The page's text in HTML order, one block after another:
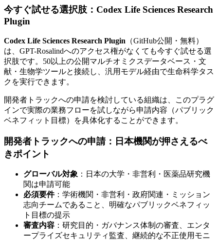
今すぐ試せる選択肢：Codex Life Sciences Research
Plugin
Codex Life Sciences Research Plugin （GitHub公開・無料）
は、GPT-Rosalindへのアクセス権がなくても今すぐ試せる選
択肢です。50以上の公開マルチオミクスデータベース・文
献・生物学ツールと接続し、汎用モデル経由で生命科学タス
クを実行できます。
開発者トラックへの申請を検討している組織は、このプラグ
インで実際の業務フローを試しながら申請内容（パブリック
ベネフィット目標）を具体化することができます。
開発者トラックへの申請：日本機関が押さえるべ
きポイント
グローバル対象 ：日本の大学・非営利・医薬品研究機
関は申請可能
必須要件：学術機関・非営利・政府関連・ミッション
志向チームであること、明確なパブリックベネフィッ
ト目標の提示
審査内容 ：研究目的・ガバナンス体制の審査、エンタ
ープライズセキュリティ監査、継続的な不正使用モニ